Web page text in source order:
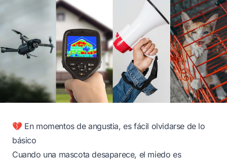
💔 En momentos de angustia, es fácil olvidarse de lo
básico
Cuando una mascota desaparece, el miedo es